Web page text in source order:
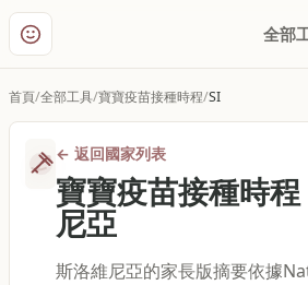
全部
首頁 全部工具 寶寶疫苗接種時程 SI
←返回國家列表
寶寶疫苗接種時程
尼亞
斯洛維尼亞的家長版摘要依據